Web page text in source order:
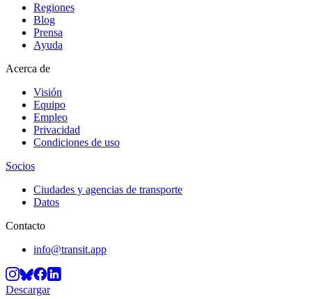
Regiones
Blog
Prensa
Ayuda
Acerca de
Visión
Equipo
Empleo
Privacidad
Condiciones de uso
Socios
Ciudades y agencias de transporte
Datos
Contacto
info@transit.app
Descargar